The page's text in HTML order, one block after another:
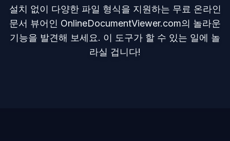
설치 없이 다양한 파일 형식을 지원하는 무료 온라인
문서 뷰어인 OnlineDocumentViewer.com의 놀라운
기능을 발견해 보세요. 이 도구가 할 수 있는 일에 놀
라실 겁니다!